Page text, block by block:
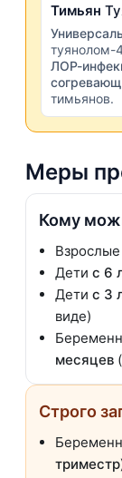
Тимьян
туянолом-
ЛОР-
тимьянов.
Меры
Кому
Дети с 6
Дети с 3
виде)
месяцев
Строго